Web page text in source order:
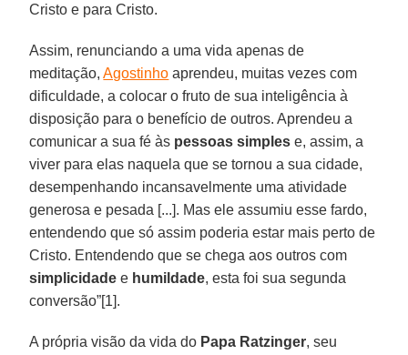
Cristo e para Cristo.
Assim, renunciando a uma vida apenas de
meditação,Agostinho aprendeu, muitas vezes com
dificuldade, a colocar o fruto de sua inteligência à
disposição para o benefício de outros. Aprendeu a
comunicar a sua fé às pessoas simples e, assim, a
viver para elas naquela que se tornou a sua cidade,
desempenhando incansavelmente uma atividade
generosa e pesada [...]. Mas ele assumiu esse fardo,
entendendo que só assim poderia estar mais perto de
Cristo. Entendendo que se chega aos outros com
simplicidade e humildade, esta foi sua segunda
conversão”[1].
A própria visão da vida do Papa Ratzinger, seu